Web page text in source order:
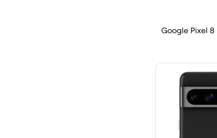
Google Pixel 8